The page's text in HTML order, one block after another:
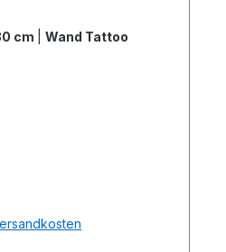
cm |Wand Tattoo